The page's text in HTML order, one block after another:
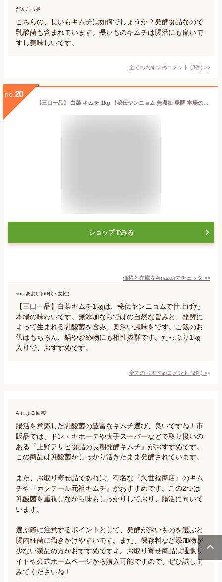
だんごっ鼻
こちらの、長いもキムチは如何でしょうか？発酵食品なので
乳酸菌も含まれています。長いものキムチは腸活にも良いで
すし美味しいです。
全てのおすすめコメント (3件) >
no. 20
【三口一品】 白菜 キムチ 1kg 【秘伝ヤンニョム 無添加 発酵 本場の味 乳酸菌】 ご飯がすすむ 焼肉 おつまみ キムチ 白菜キムチ きむち 美味しい 漬物 伝統 冷蔵便 (1袋)
ショップでみる
価格と在庫をAmazonでチェック >>
soraあおい(60代・女性)
【三口一品】白菜キムチ1kgは、秘伝ヤンニョムで仕上げた
本場の味わいです。無添加ならではの自然な旨みと、発酵に
よって生まれる乳酸菌を含み、奥深い風味をです。ご飯のお
供はもちろん、鍋や炒め物にも相性抜群です。たっぷり1kg
入りで、おすすめです。
全てのおすすめコメント (2件) >
AIによる回答
腸活を意識した乳酸菌の豊富なキムチ選び、良いですね！市
販品では、ドン・キホーテや大手スーパーなどで取り扱いの
ある『上野アサヒ食品の長期発酵キムチ』がおすすめです。
この商品は乳酸菌がしっかり活きたまま発酵されています。
また、お取り寄せ品であれば、有名な『久世福商店』のキム
チや『カクテール元祖キムチ』がおすすめです。この2つは
乳酸菌を重視しながら味もしっかりしており、腸活に向いて
います。
選ぶ際に注意するポイントとして、発酵が深いものを選ぶと
腸内細菌に働きかけやすいです。また、保存料など添加物が
少ない製品の方がおすすめですよ。お取り寄せ商品は通販サ
イトや公式ホームページから購入可能ですので、ぜひ試して
みてくださいね！